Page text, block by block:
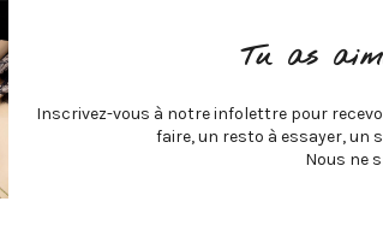
À DÉCOUVRIR
& MÉDIAS
Tu as
Inscrivez-vous à notre infolettre pour
faire, un resto à essayer, un
Nous ne